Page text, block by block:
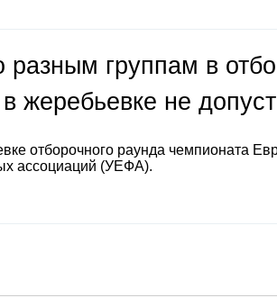
группам в
жеребьевке не
отборочного раунда чемпионата
ассоциаций (УЕФА).